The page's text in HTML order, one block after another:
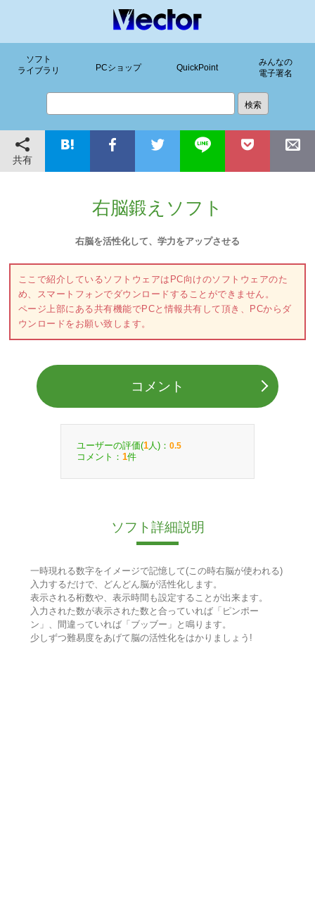
ソフト
ライブラリ
PCショップ QuickPoint
みんなの
電子署名
共有
右脳鍛えソフト
右脳を活性化して、学力をアップさせる
ここで紹介しているソフトウェアはPC向けのソフトウェアのた
め、スマートフォンでダウンロードすることができません。
ページ上部にある共有機能でPCと情報共有して頂き、PCからダ
ウンロードをお願い致します。
コメント
ユーザーの評価(1 人)： 0.5
コメント： 1件
ソフト詳細説明
一時現れる数字をイメージで記憶して(この時右脳が使われる)
入力するだけで、どんどん脳が活性化します。
表示される桁数や、表示時間も設定することが出来ます。
入力された数が表示された数と合っていれば「ピンポー
ン」、間違っていれば「ブッブー」と鳴ります。
少しずつ難易度をあげて脳の活性化をはかりましょう!